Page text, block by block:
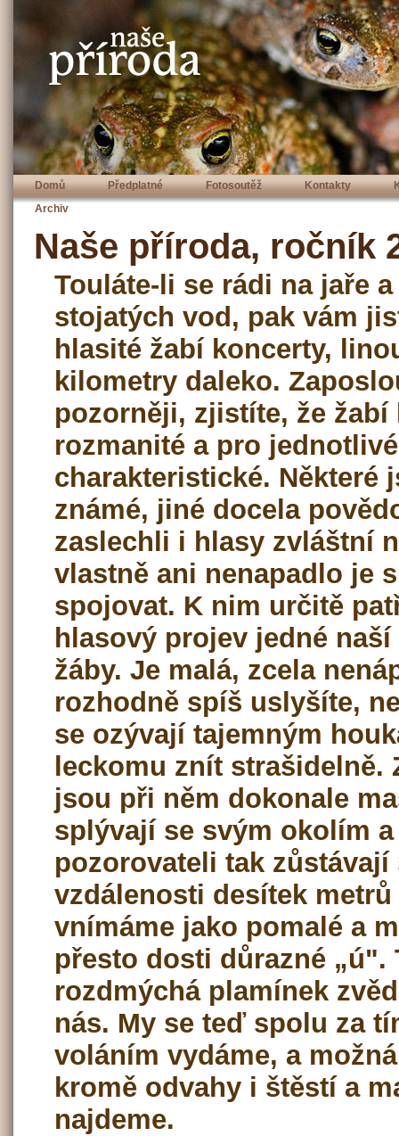
Domů Předplatné Fotosoutěž Kontakty
Archiv
Naše příroda, ročník
Touláte-li se rádi na jaře
stojatých vod, pak vám
hlasité žabí koncerty,
kilometry daleko.
pozorněji, zjistíte, že
rozmanité a pro
charakteristické. Některé
známé, jiné docela
zaslechli i hlasy zvláštní
vlastně ani nenapadlo je
spojovat. K nim určitě
hlasový projev jedné
žáby. Je malá, zcela
rozhodně spíš uslyšíte,
se ozývají tajemným
leckomu znít strašidelně.
jsou při něm dokonale
splývají se svým okolím
pozorovateli tak zůstávají
vzdálenosti desítek
vnímáme jako pomalé a
přesto dosti důrazné „ú".
rozdmýchá plamínek
nás. My se teď spolu za
voláním vydáme, a
kromě odvahy i štěstí a
najdeme.